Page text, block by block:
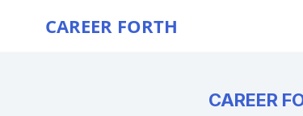
CAREER FORTH
CAREER